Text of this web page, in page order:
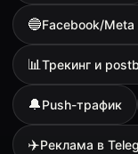
🔵Facebook/Meta
📊Трекинг и
🔔Push-трафик
✈️Реклама в